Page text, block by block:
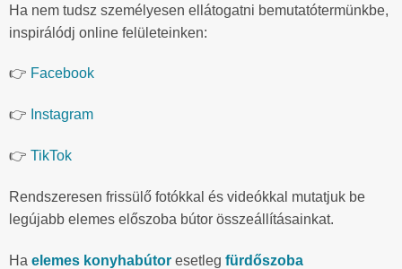
Ha nem tudsz személyesen ellátogatni bemutatótermünkbe,
inspirálódj online felületeinken:
👉 Facebook
👉 Instagram
👉 TikTok
Rendszeresen frissülő fotókkal és videókkal mutatjuk be
legújabb elemes előszoba bútor összeállításainkat.
Ha elemes konyhabútor esetleg fürdőszoba